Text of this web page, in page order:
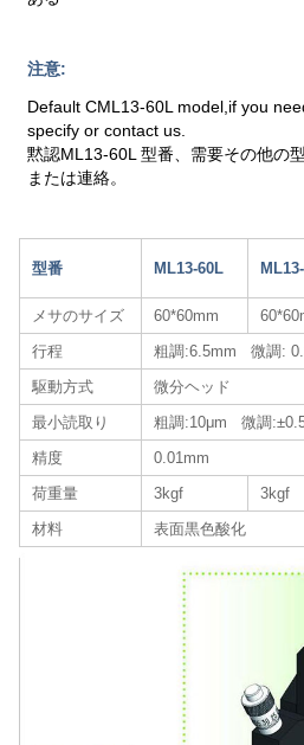
注意:
Default CML13-60L model,if you
specify or contact us.
黙認ML13-60L 型番、需要その他の
または連絡。
型番 ML13-60L
メサのサイズ 60*60mm
行程
粗調:6.5mm 微調:
駆動方式
微分ヘッド
最小読取り
粗調:10μm 微調
精度
0.01mm
荷重量
3kgf
3kgf
材料
表面黒色酸化